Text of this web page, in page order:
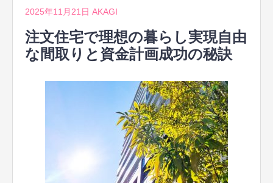
2025年11月21日 AKAGI
注文住宅で理想の暮らし実現自由
な間取りと資金計画成功の秘訣